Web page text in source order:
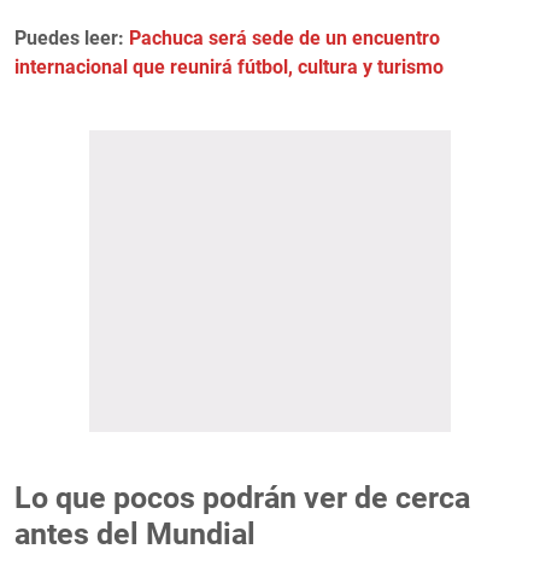
Puedes leer: Pachuca será sede de un encuentro
internacional que reunirá fútbol, cultura y turismo
Lo que pocos podrán ver de cerca
antes del Mundial